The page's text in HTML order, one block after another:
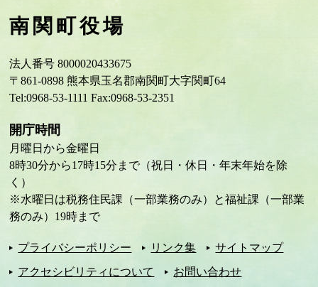
南関町役場
法人番号 8000020433675
〒861-0898 熊本県玉名郡南関町大字関町64
Tel:0968-53-1111 Fax:0968-53-2351
開庁時間
月曜日から金曜日
8時30分から17時15分まで（祝日・休日・年末年始を除
く）
※水曜日は税務住民課（一部業務のみ）と福祉課（一部業
務のみ）19時まで
プライバシーポリシー リンク集
サイトマップ
アクセシビリティについて
お問い合わせ